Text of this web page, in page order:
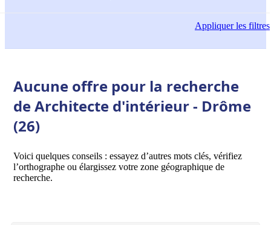
Appliquerles filtres
Aucune offre pour la recherche
de Architecte d'intérieur - Drôme
(26)
Voici quelques conseils : essayez d’autres mots clés, vérifiez
l’orthographe ou élargissez votre zone géographique de
recherche.